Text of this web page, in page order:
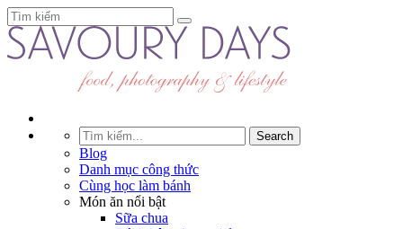
Blog
Danh mục công thức
Cùng học làm bánh
Món ăn nổi bật
Sữa chua